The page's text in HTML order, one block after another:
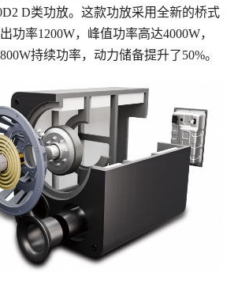
D类功放。这款功放采用全新的桥式
功率1200W，峰值功率高达4000W，
持续功率，动力储备提升了50%。